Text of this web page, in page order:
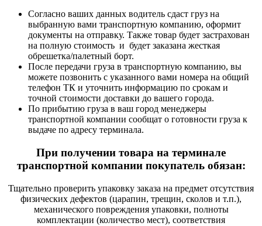
Согласно ваших данных водитель сдаст груз на
выбранную вами транспортную компанию, оформит
документы на отправку. Также товар будет застрахован
на полную стоимость и будет заказана жесткая
обрешетка/палетный борт.
После передачи груза в транспортную компанию, вы
можете позвонить с указанного вами номера на общий
телефон ТК и уточнить информацию по срокам и
точной стоимости доставки до вашего города.
По прибытию груза в ваш город менеджеры
транспортной компании сообщат о готовности груза к
выдаче по адресу терминала.
При получении товара на терминале
транспортной компании покупатель обязан:
Тщательно проверить упаковку заказа на предмет отсутствия
физических дефектов (царапин, трещин, сколов и т.п.),
механического повреждения упаковки, полноты
комплектации (количество мест), соответствия